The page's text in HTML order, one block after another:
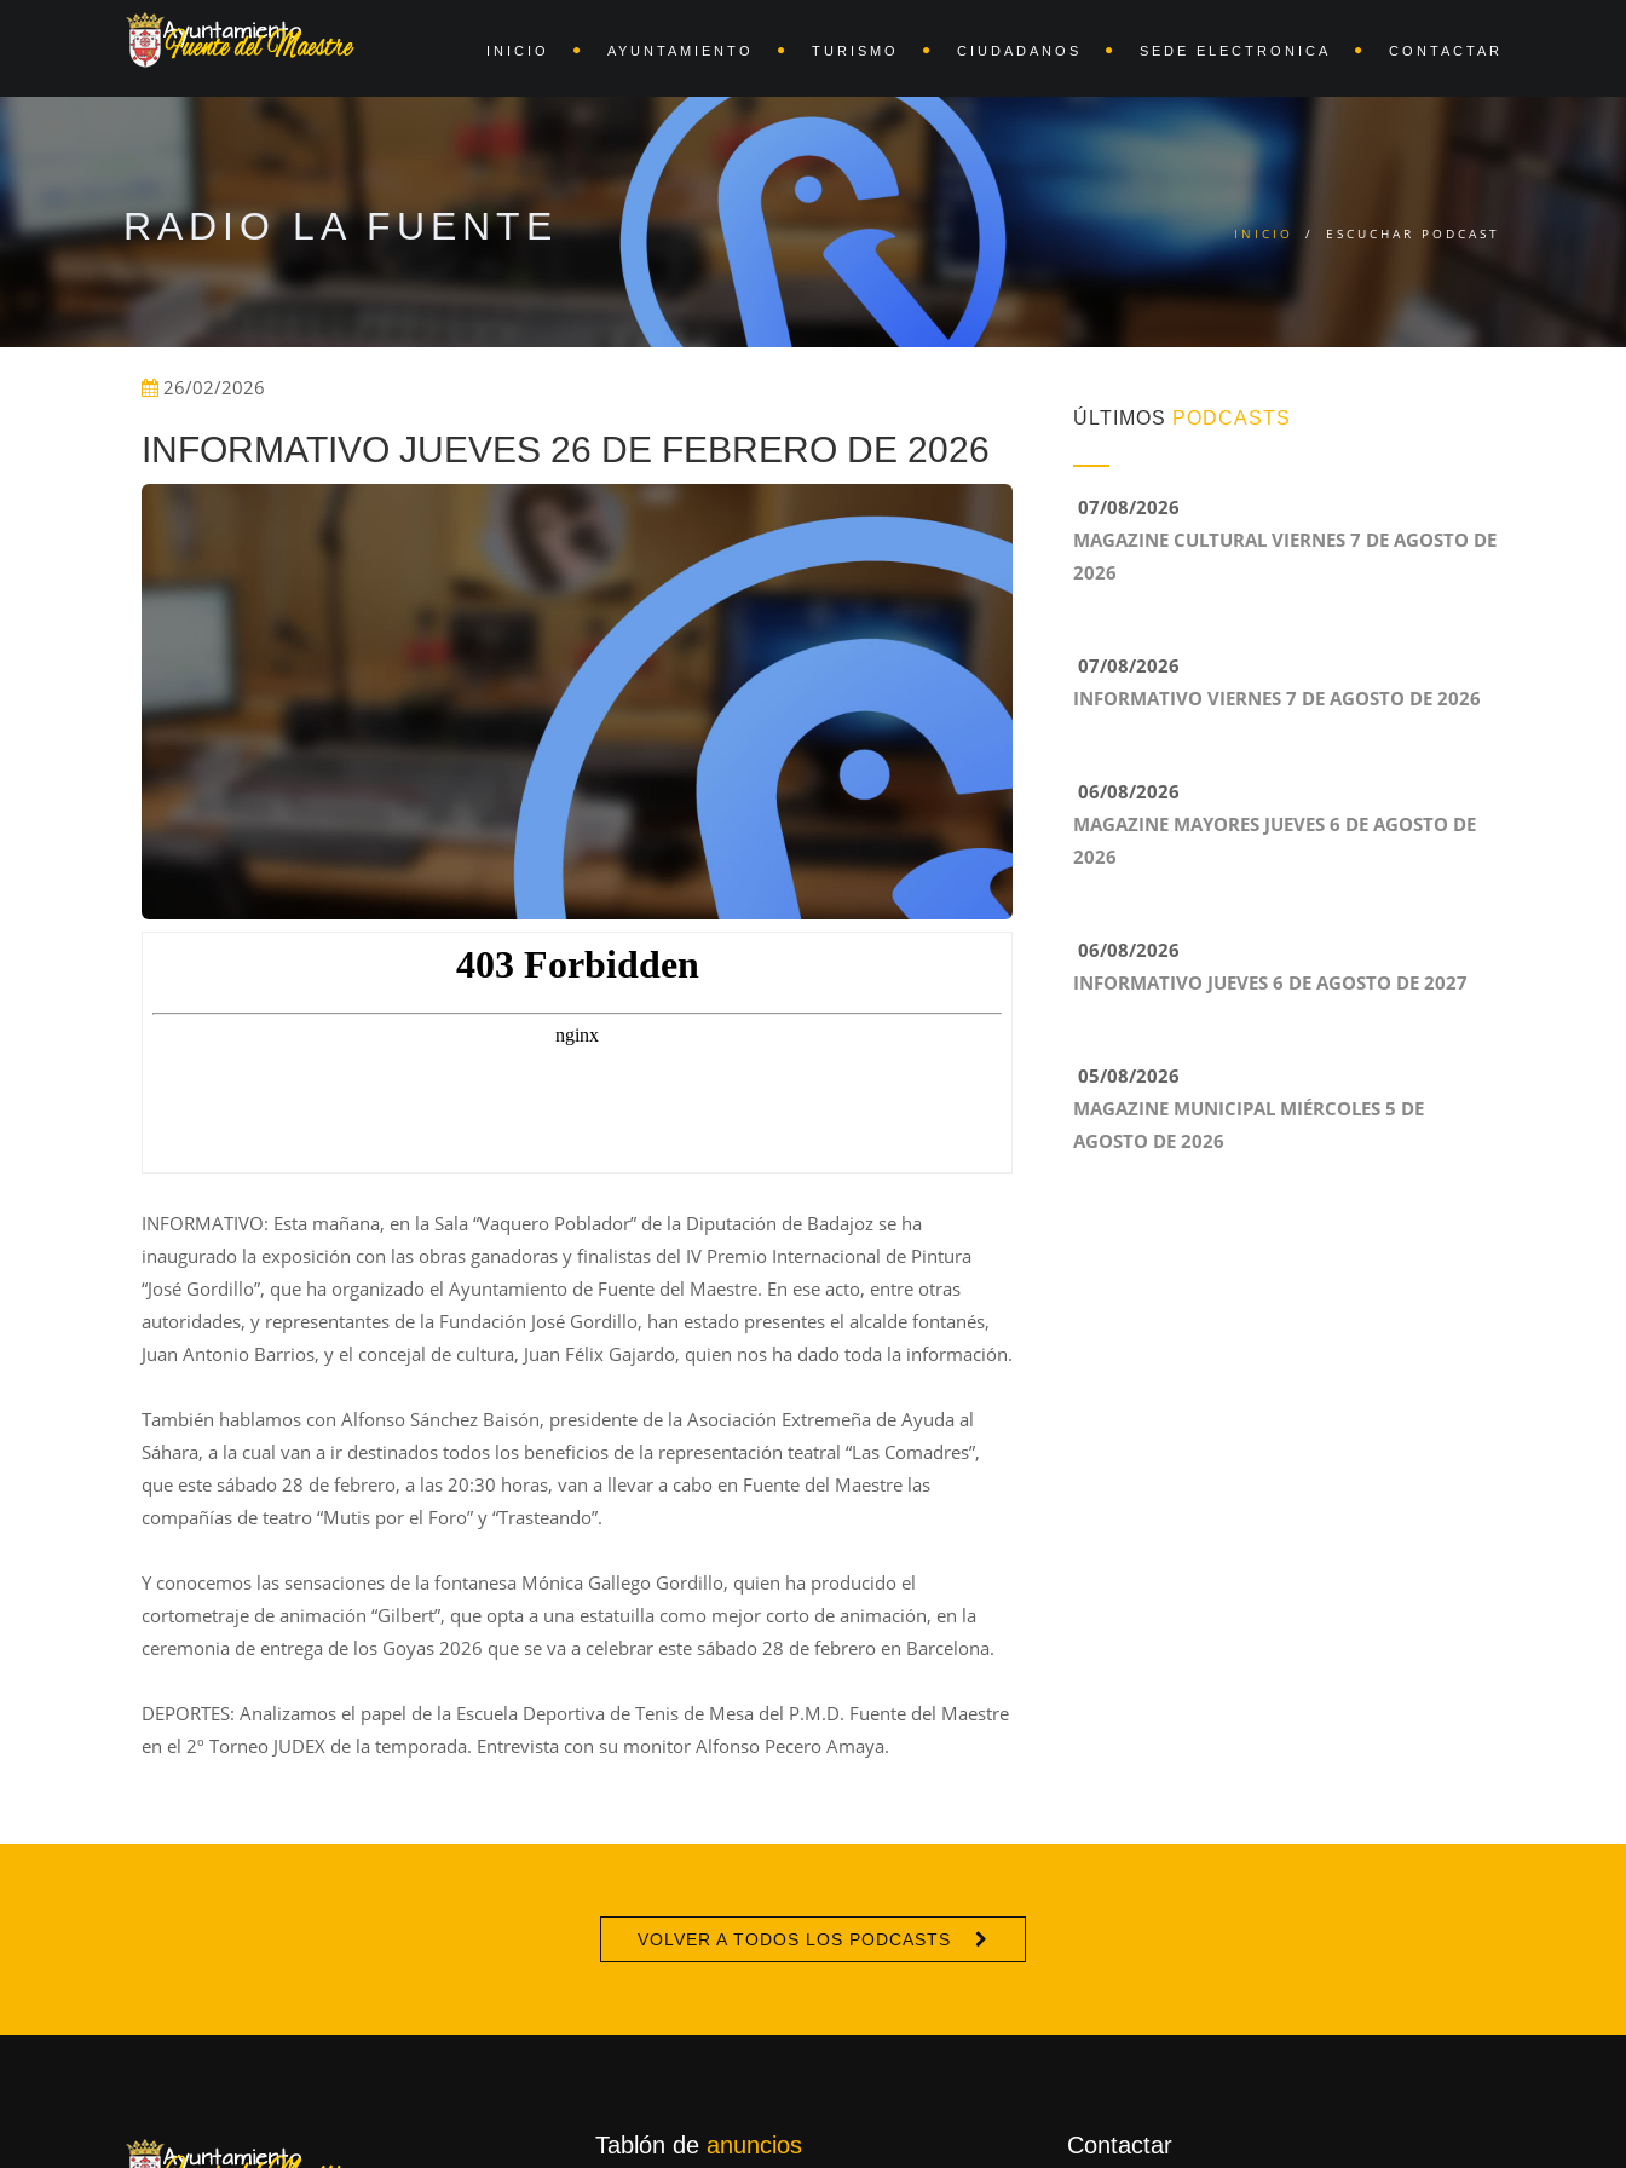
INICIO AYUNTAMIENTO TURISMO CIUDADANOS SEDE ELECTRONICA CONTACTAR
RADIO LA FUENTE INICIO / ESCUCHAR PODCAST
26/02/2026
INFORMATIVO JUEVES 26 DE FEBRERO DE 2026
INFORMATIVO: Esta mañana, en la Sala “Vaquero Poblador” de la Diputación de Badajoz se ha
inaugurado la exposición con las obras ganadoras y finalistas del IV Premio Internacional de Pintura
“José Gordillo”, que ha organizado el Ayuntamiento de Fuente del Maestre. En ese acto, entre otras
autoridades, y representantes de la Fundación José Gordillo, han estado presentes el alcalde fontanés,
Juan Antonio Barrios, y el concejal de cultura, Juan Félix Gajardo, quien nos ha dado toda la información.
También hablamos con Alfonso Sánchez Baisón, presidente de la Asociación Extremeña de Ayuda al
Sáhara, a la cual van a ir destinados todos los beneficios de la representación teatral “Las Comadres”,
que este sábado 28 de febrero, a las 20:30 horas, van a llevar a cabo en Fuente del Maestre las
compañías de teatro “Mutis por el Foro” y “Trasteando”.
Y conocemos las sensaciones de la fontanesa Mónica Gallego Gordillo, quien ha producido el
cortometraje de animación “Gilbert”, que opta a una estatuilla como mejor corto de animación, en la
ceremonia de entrega de los Goyas 2026 que se va a celebrar este sábado 28 de febrero en Barcelona.
DEPORTES: Analizamos el papel de la Escuela Deportiva de Tenis de Mesa del P.M.D. Fuente del Maestre
en el 2º Torneo JUDEX de la temporada. Entrevista con su monitor Alfonso Pecero Amaya.
ÚLTIMOS PODCASTS
07/08/2026
MAGAZINE CULTURAL VIERNES 7 DE AGOSTO DE
2026
07/08/2026
INFORMATIVO VIERNES 7 DE AGOSTO DE 2026
06/08/2026
MAGAZINE MAYORES JUEVES 6 DE AGOSTO DE
2026
06/08/2026
INFORMATIVO JUEVES 6 DE AGOSTO DE 2027
05/08/2026
MAGAZINE MUNICIPAL MIÉRCOLES 5 DE
AGOSTO DE 2026
VOLVER A TODOS LOS PODCASTS
Tablón de anuncios Contactar